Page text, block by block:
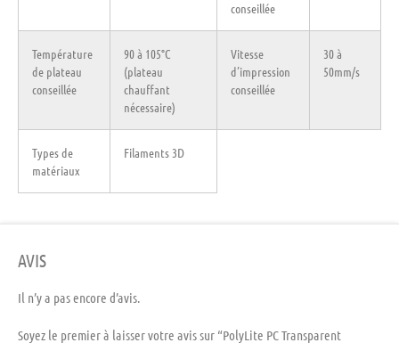
conseillée
Température
de plateau
conseillée
90 à 105°C
(plateau
chauffant
nécessaire)
Vitesse
d’impression
conseillée
30 à
50mm/s
Types de
matériaux
Filaments 3D
AVIS
Il n’y a pas encore d’avis.
Soyez le premier à laisser votre avis sur “PolyLite PC Transparent